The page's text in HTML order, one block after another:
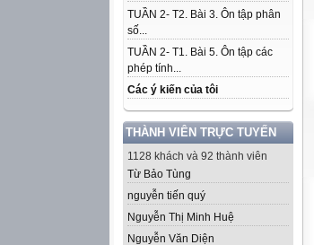
TUẦN 2- T2. Bài 3. Ôn tập phân
số...
TUẦN 2- T1. Bài 5. Ôn tập các
phép tính...
Các ý kiến của tôi
THÀNH VIÊN TRỰC TUYẾN
1128 khách và 92 thành viên
Từ Bảo Tùng
nguyễn tiến quý
Nguyễn Thị Minh Huệ
Nguyễn Văn Diện